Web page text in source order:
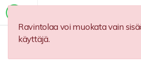
Ravintolaa voi muokata vain
käyttäjä.